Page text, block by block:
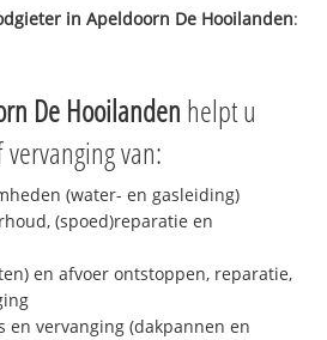
inApeldoorn De Hooilanden:
De Hooilanden helpt u
van:
(water- en gasleiding)
(spoed)reparatie en
en afvoer ontstoppen, reparatie,
en vervanging (dakpannen en